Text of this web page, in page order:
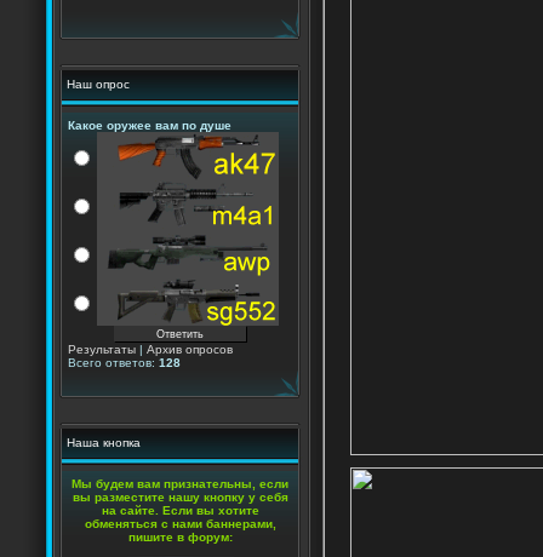
Наш опрос
Какое оружее вам по душе
Результаты | Архив опросов
Всего ответов: 128
Наша кнопка
Мы будем вам признательны, если
вы разместите нашу кнопку у себя
на сайте. Если вы хотите
обменяться с нами баннерами,
пишите в форум: